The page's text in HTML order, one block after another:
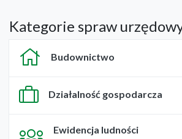
Kategorie spraw
Budownictwo
Działalność gospodarcza
Ewidencja ludności